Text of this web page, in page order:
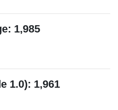
1,985
1.0): 1,961